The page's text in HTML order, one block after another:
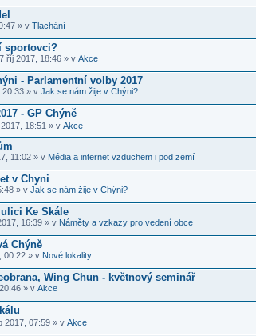
» v Tlachání
sportovci?
říj 2017, 18:46 » v Akce
- Parlamentní volby 2017
20:33 » v Jak se nám žije v Chýni?
- GP Chýně
18:51 » v Akce
11:02 » v Média a internet vzduchem i pod zemí
v Chyni
» v Jak se nám žije v Chýni?
Ke Skále
16:39 » v Náměty a vzkazy pro vedení obce
Chýně
00:22 » v Nové lokality
Wing Chun - květnový seminář
» v Akce
2017, 07:59 » v Akce